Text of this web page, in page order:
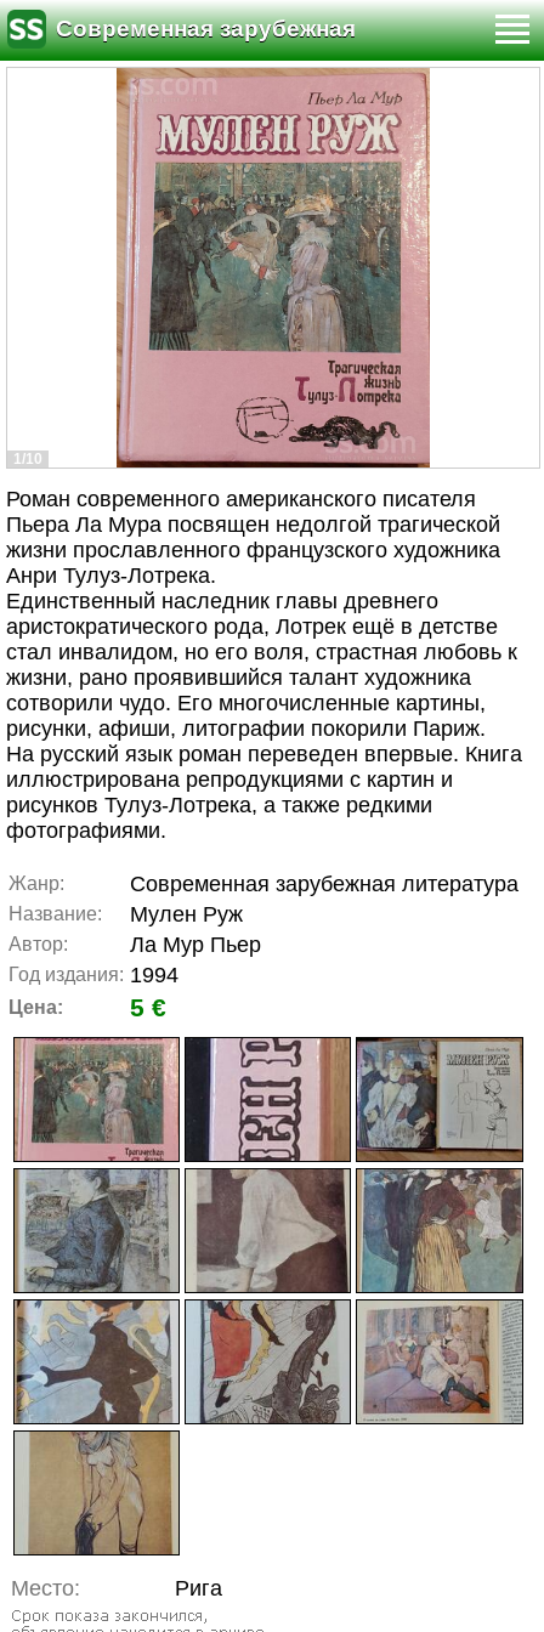
Современная зарубежная
литература
1/10
Роман современного американского писателя
Пьера Ла Мура посвящен недолгой трагической
жизни прославленного французского художника
Анри Тулуз-Лотрека.
Единственный наследник главы древнего
аристократического рода, Лотрек ещё в детстве
стал инвалидом, но его воля, страстная любовь к
жизни, рано проявившийся талант художника
сотворили чудо. Его многочисленные картины,
рисунки, афиши, литографии покорили Париж.
На русский язык роман переведен впервые. Книга
иллюстрирована репродукциями с картин и
рисунков Тулуз-Лотрека, а также редкими
фотографиями.
Жанр: Современная зарубежная литература
Название: Мулен Руж
Автор: Ла Мур Пьер
Год издания: 1994
Цена: 5 €
Место: Рига